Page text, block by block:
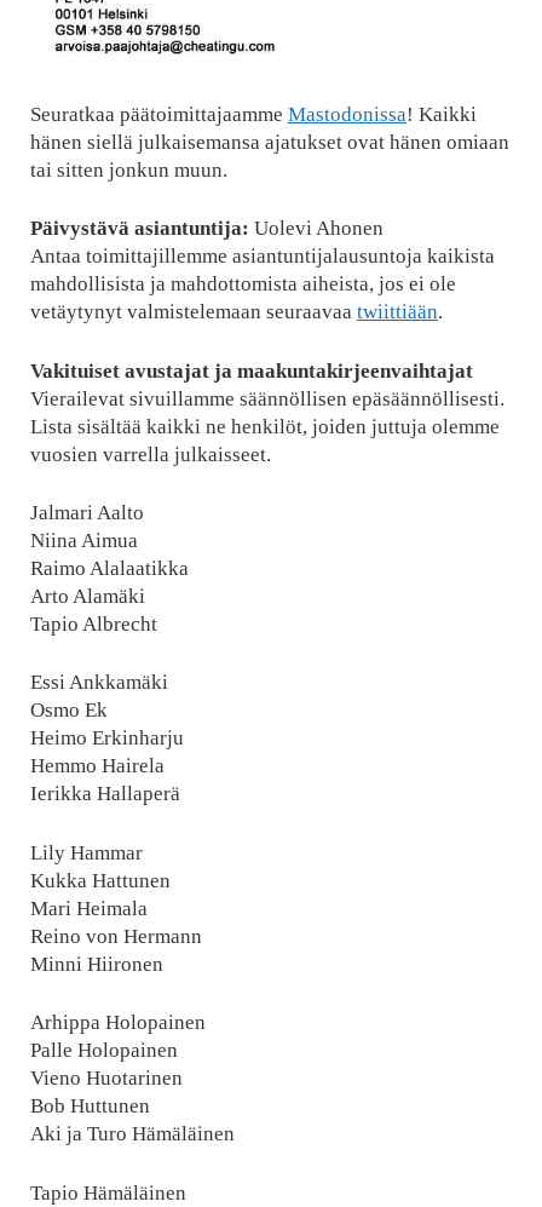
Seuratkaa päätoimittajaamme Mastodonissa! Kaikki
hänen siellä julkaisemansa ajatukset ovat hänen omiaan
tai sitten jonkun muun.
Päivystävä asiantuntija: Uolevi Ahonen
Antaa toimittajillemme asiantuntijalausuntoja kaikista
mahdollisista ja mahdottomista aiheista, jos ei ole
vetäytynyt valmistelemaan seuraavaa twiittiään.
Vakituiset avustajat ja maakuntakirjeenvaihtajat
Vierailevat sivuillamme säännöllisen epäsäännöllisesti.
Lista sisältää kaikki ne henkilöt, joiden juttuja olemme
vuosien varrella julkaisseet.
Jalmari Aalto
Niina Aimua
Raimo Alalaatikka
Arto Alamäki
Tapio Albrecht
Essi Ankkamäki
Osmo Ek
Heimo Erkinharju
Hemmo Hairela
Ierikka Hallaperä
Lily Hammar
Kukka Hattunen
Mari Heimala
Reino von Hermann
Minni Hiironen
Arhippa Holopainen
Palle Holopainen
Vieno Huotarinen
Bob Huttunen
Aki ja Turo Hämäläinen
Tapio Hämäläinen